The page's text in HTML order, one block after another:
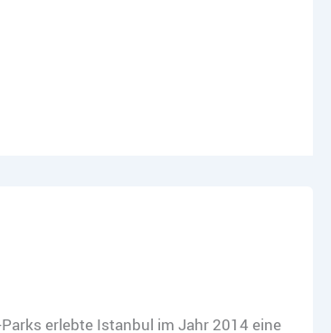
erlebte Istanbul im Jahr 2014 eine